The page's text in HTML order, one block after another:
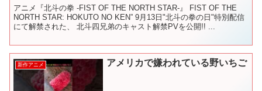
アニメ『北斗の拳 -FIST OF THE NORTH STAR-』 FIST OF THE
NORTH STAR: HOKUTO NO KEN” 9月13日"北斗の拳の日"特別配信
にて解禁された、 北斗四兄弟のキャスト解禁PVを公開!! ...
新作アニメ アメリカで嫌われている野いちご